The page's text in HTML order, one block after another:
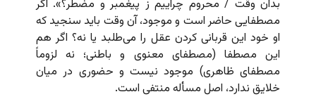
بدان وقت / محروم چراییم ز پیغمبر و مضطر؟». اگر
مصطفایی حاضر است و موجود، آن وقت باید سنجید که
او خود این قربانی کردن عقل را می‌طلبد یا نه؟ اگر هم
این مصطفا (مصطفای معنوی و باطنی؛ نه لزوماً
مصطفای ظاهری) موجود نیست و حضوری در میان
خلایق ندارد، اصل مسأله منتفی است.